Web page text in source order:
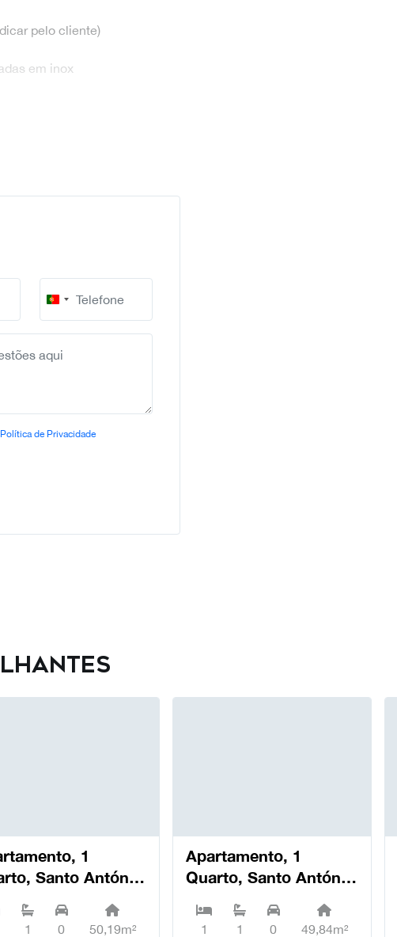
pelo cliente)
em inox
Portugal
+351
Política de Privacidade
1
Santo António
1 0 50,19m²
Apartamento, 1
Quarto, Santo António
1 1 0 49,84m²